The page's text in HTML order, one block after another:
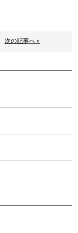
次の記事へ »